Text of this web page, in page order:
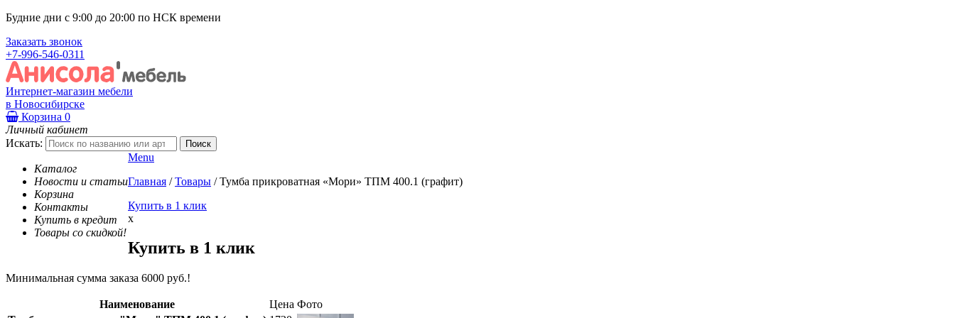
Будние дни с 9:00 до 20:00 по НСК времени
Заказать звонок
+7-996-546-0311
Интернет-магазин мебели
в Новосибирске
Корзина 0
Личный кабинет
Искать:
Каталог
Новости и статьи
Корзина
Контакты
Купить в кредит
Товары со скидкой!
Menu
Главная / Товары / Тумба прикроватная «Мори» ТПМ 400.1 (графит)
Купить в 1 клик
x
Купить в 1 клик
Минимальная сумма заказа 6000 руб.!
Наименование Цена Фото